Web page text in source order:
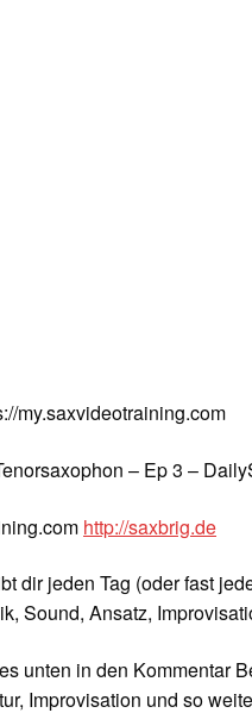
my.saxvideotraining.com
– Ep 3 –
http://saxbrig.de
dir jeden Tag (oder fast
Sound, Ansatz,
unten in den Kommentar
Improvisation und so